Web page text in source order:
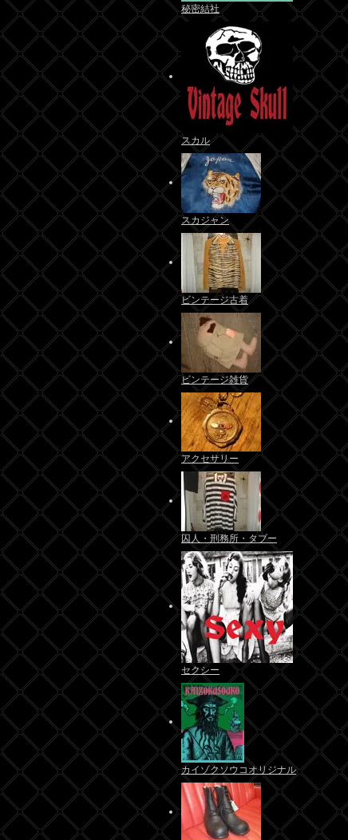
秘密結社
スカル
スカジャン
ビンテージ古着
ビンテージ雑貨
アクセサリー
囚人・刑務所・タブー
セクシー
カイゾクソウコオリジナル